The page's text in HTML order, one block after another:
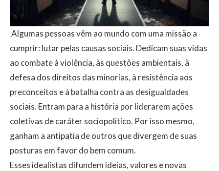
Algumas pessoas vêm ao mundo com uma missão a
cumprir: lutar pelas causas sociais. Dedicam suas vidas
ao combate à violência, às questões ambientais, à
defesa dos direitos das minorias, à resistência aos
preconceitos e à batalha contra as desigualdades
sociais. Entram para a história por liderarem ações
coletivas de caráter sociopolítico. Por isso mesmo,
ganham a antipatia de outros que divergem de suas
posturas em favor do bem comum.
​Esses idealistas difundem ideias, valores e novas